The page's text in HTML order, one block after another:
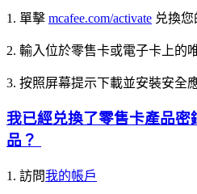
1. 單擊 mcafee.com/activate 兑換
2. 輸入位於零售卡或電子卡上的
3. 按照屏幕提示下載並安裝安全
我已經兑換了零售卡產品密
品？
1. 訪問我的帳戶